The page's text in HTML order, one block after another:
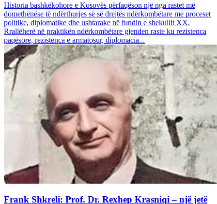
Historia bashkëkohore e Kosovës përfaqëson një nga rastet më
domethënëse të ndërthurjes së së drejtës ndërkombëtare me proceset
politike, diplomatike dhe ushtarake në fundin e shekullit XX.
Rrallëherë në praktikën ndërkombëtare gjenden raste ku rezistenca
paqësore, rezistenca e armatosur, diplomacia...
Frank Shkreli: Prof. Dr. Rexhep Krasniqi – një jetë